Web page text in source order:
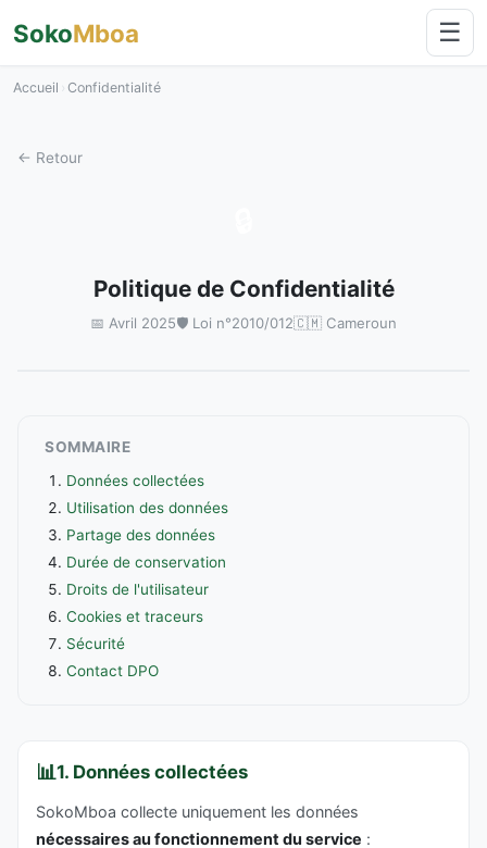
SokoMboa ☰
Accueil Confidentialité
← Retour
Politique de Confidentialité
📅 Avril 2025🛡️ Loi n°2010/012🇨🇲 Cameroun
SOMMAIRE
Données collectées
Utilisation des données
Partage des données
Durée de conservation
Droits de l'utilisateur
Cookies et traceurs
Sécurité
Contact DPO
📊1. Données collectées
SokoMboa collecte uniquement les données
nécessaires au fonctionnement du service :